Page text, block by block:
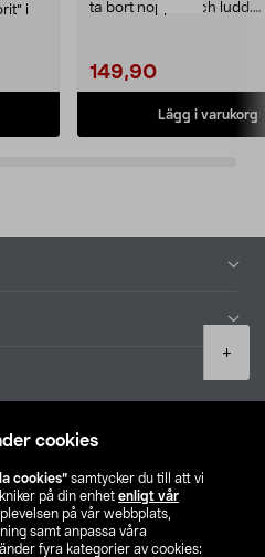
cookies
cookies” samtycker du till att vi
på din enhet enligt vår
på vår webbplats,
samt anpassa våra
fyra kategorier av cookies:
+
i
ta bort noppor och ludd.
149,90
Lägg i varukorg
butik